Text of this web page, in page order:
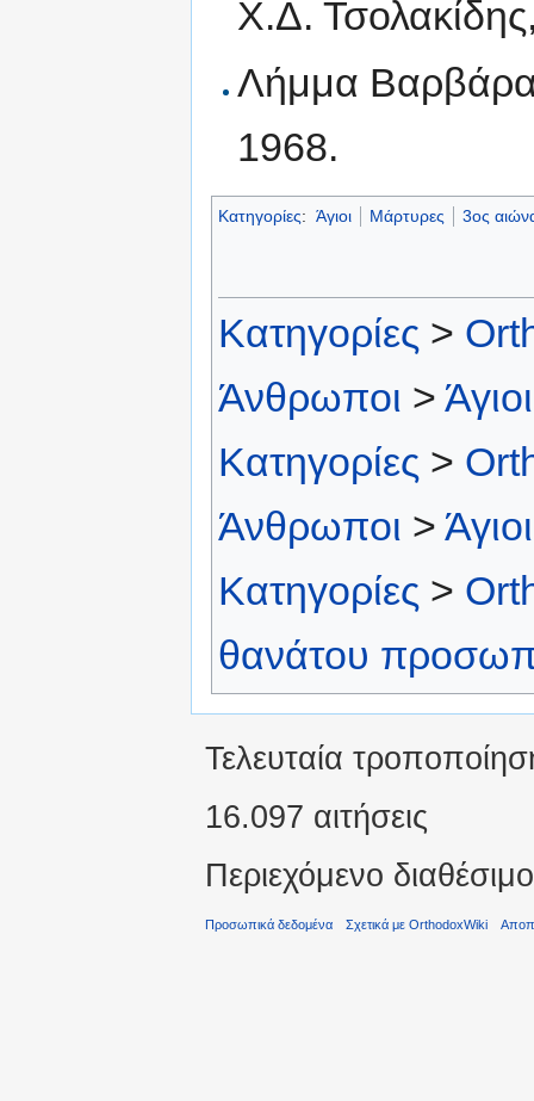
Χ.Δ.
Λήμμα
1968.
Κατηγορίες: Άγιοι Μάρτυρες 3ος
Κατηγορίες >
Άνθρωποι > Άγιοι
Κατηγορίες >
Άνθρωποι > Άγιοι
Κατηγορίες >
θανάτου
Τελευταία
16.097 αιτήσεις
Περιεχόμενο
Προσωπικά δεδομένα Σχετικά με OrthodoxWiki